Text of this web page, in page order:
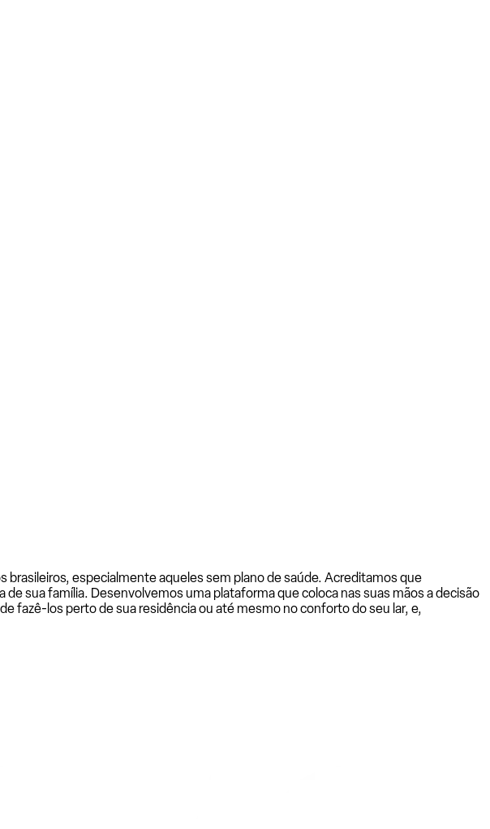
brasileiros, especialmente aqueles sem plano de saúde. Acreditamos que
sua família. Desenvolvemos uma plataforma que coloca nas suas mãos a decisão
fazê-los perto de sua residência ou até mesmo no conforto do seu lar, e,